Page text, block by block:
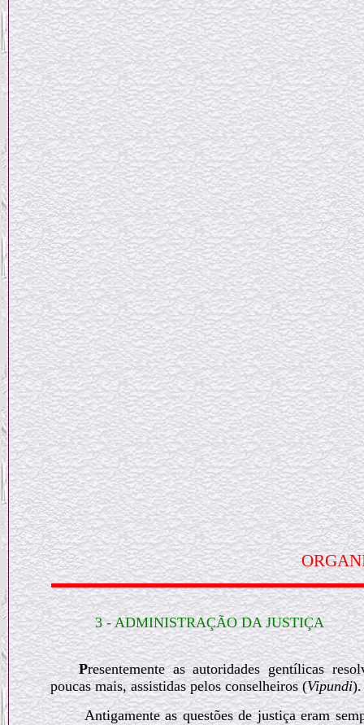
3 - ADMINISTRAÇÃO DA JUSTIÇA
Presentemente as autoridades gentílicas
poucas mais, assistidas pelos conselheiros (Vipundi).
Antigamente as questões de justiça eram